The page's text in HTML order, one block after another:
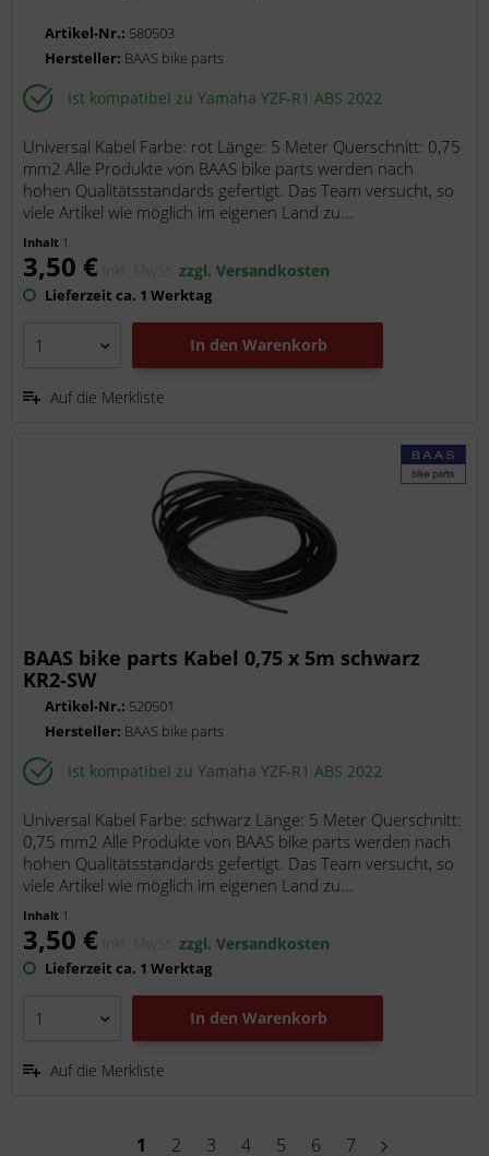
Artikel-Nr.: 580503
Hersteller: BAAS bike parts
Ist kompatibel zu Yamaha YZF-R1 ABS 2022
Universal Kabel Farbe: rot Länge: 5 Meter Querschnitt: 0,75
mm2 Alle Produkte von BAAS bike parts werden nach
hohen Qualitätsstandards gefertigt. Das Team versucht, so
viele Artikel wie möglich im eigenen Land zu...
Inhalt 1
3,50 € inkl. MwSt.zzgl. Versandkosten
Lieferzeit ca. 1 Werktag
In den Warenkorb
Auf die Merkliste
BAAS bike parts Kabel 0,75 x 5m schwarz
KR2-SW
Artikel-Nr.: 520501
Hersteller: BAAS bike parts
Ist kompatibel zu Yamaha YZF-R1 ABS 2022
Universal Kabel Farbe: schwarz Länge: 5 Meter Querschnitt:
0,75 mm2 Alle Produkte von BAAS bike parts werden nach
hohen Qualitätsstandards gefertigt. Das Team versucht, so
viele Artikel wie möglich im eigenen Land zu...
Inhalt 1
3,50 € inkl. MwSt.zzgl. Versandkosten
Lieferzeit ca. 1 Werktag
In den Warenkorb
Auf die Merkliste
1 2 3 4 5 6 7